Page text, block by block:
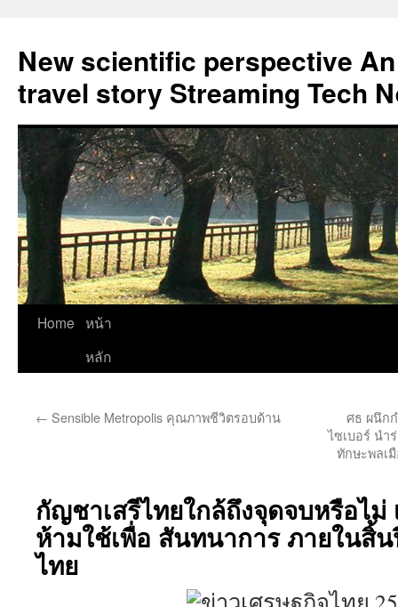
New scientific perspective
travel story Streaming Tech
Skip
Home หน้า
หลัก
← Sensible Metropolis คุณภาพชีวิตรอบด้าน
ศธ ผนึก
ไซเบอร์ นำ
ทักษะพลเ
กัญชาเสรีไทยใกล้ถึงจุดจบหรือไม่
ห้ามใช้เพื่อ สันทนาการ ภายในสิ้
ไทย